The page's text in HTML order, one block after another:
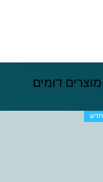
מוצרים דומים
חדש